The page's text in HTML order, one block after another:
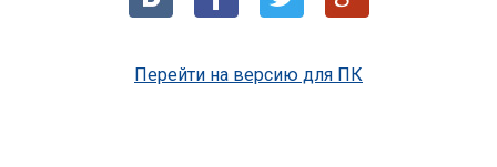
Перейти на версию для ПК